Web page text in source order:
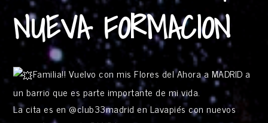
NUEVA FORMACION
Familia!! Vuelvo con mis Flores del Ahora a MADRID a
un barrio que es parte importante de mi vida.
La cita es en @club33madrid en Lavapiés con nuevos